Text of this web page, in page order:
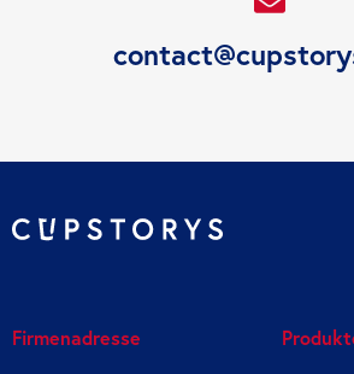
Firmenadresse